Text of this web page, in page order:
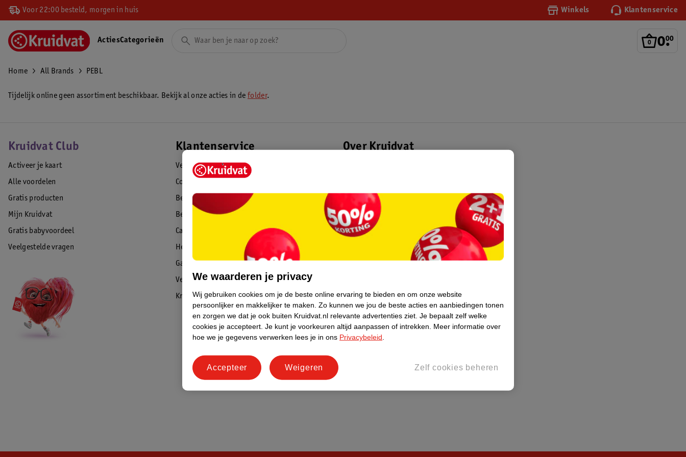
Voor 22:00 besteld, morgen in huis Winkels Klantenservice
0.
00
ActiesCategorieën
Home All Brands PEBL
Tijdelijk online geen assortiment beschikbaar. Bekijk al onze acties in defolder.
Kruidvat Club
Activeer je kaart
Alle voordelen
Gratis producten
Mijn Kruidvat
Gratis babyvoordeel
Veelgestelde vragen
Klantenservice
Veelgestelde vragen
Contact
Bestellen & leveren
Betalen
Cadeaukaart saldo
Herroepen & retourneren
Garantie
Veiligheidswaarschuwingen
Kruidvat Advies
Over Kruidvat
Winkelformule
Bedrijfsgegevens
Werken bij
Informatiepagina's
Keurmerk Zelfzorg Online
We waarderen je privacy
Wij gebruiken cookies om je de beste online ervaring te bieden en om onze website
persoonlijker en makkelijker te maken. Zo kunnen we jou de beste acties en aanbiedingen tonen
en zorgen we dat je ook buiten Kruidvat.nl relevante advertenties ziet. Je bepaalt zelf welke
cookies je accepteert. Je kunt je voorkeuren altijd aanpassen of intrekken.
Meer informatie over
hoe we je gegevens verwerken lees je in ons Privacybeleid
Zelf cookies beheren
Weigeren
Accepteer